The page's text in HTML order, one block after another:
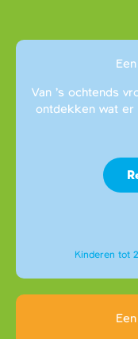
Van ’s ochtends
ontdekken wat
Kinderen tot